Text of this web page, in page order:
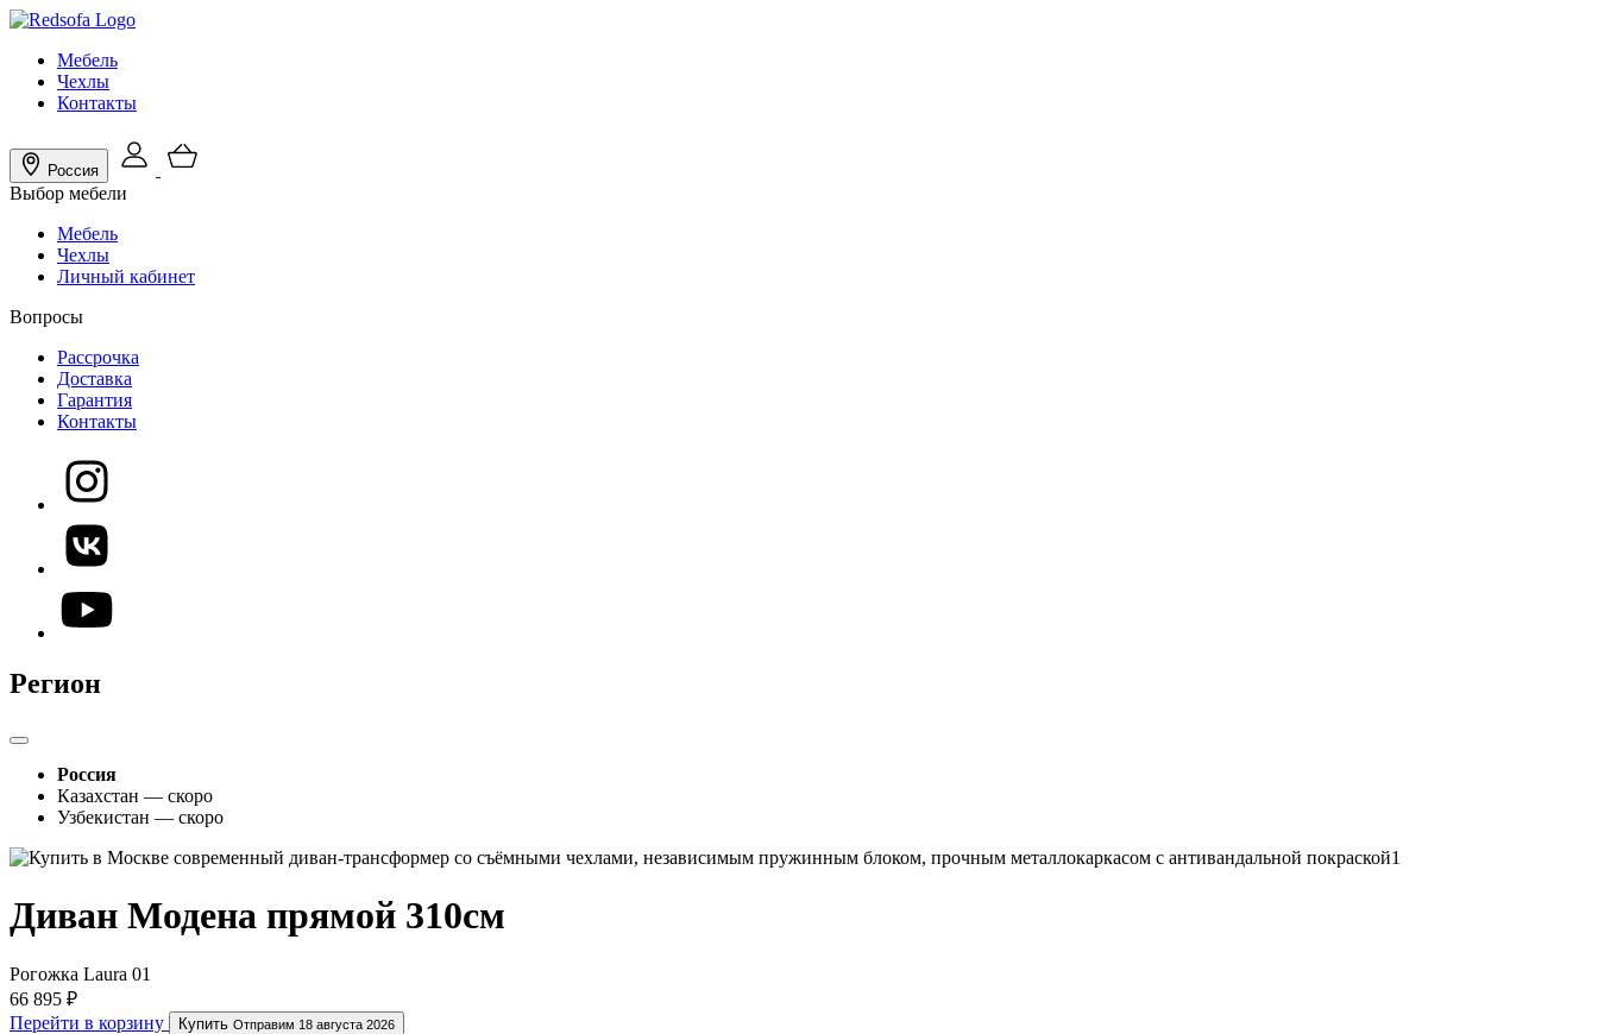
Мебель
Чехлы
Контакты
Россия
Выбор мебели
Мебель
Чехлы
Личный кабинет
Вопросы
Рассрочка
Доставка
Гарантия
Контакты
Регион
Россия
Казахстан — скоро
Узбекистан — скоро
Диван Модена прямой 310см
Рогожка Laura 01
66 895 ₽
Перейти в корзину
Купить Отправим 18 августа 2026